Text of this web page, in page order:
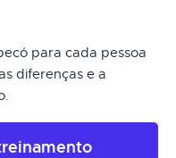
para cada pessoa
diferenças e a